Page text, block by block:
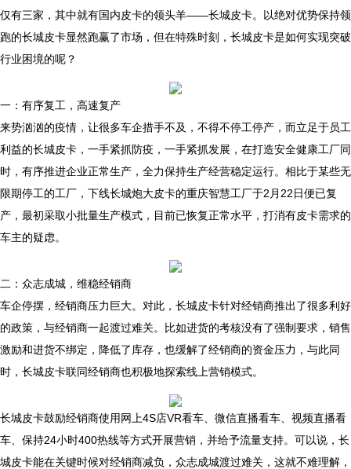
仅有三家，其中就有国内皮卡的领头羊——长城皮卡。以绝对优势保持领
跑的长城皮卡显然跑赢了市场，但在特殊时刻，长城皮卡是如何实现突破
行业困境的呢？
一：有序复工，高速复产
来势汹汹的疫情，让很多车企措手不及，不得不停工停产，而立足于员工
利益的长城皮卡，一手紧抓防疫，一手紧抓发展，在打造安全健康工厂同
时，有序推进企业正常生产，全力保持生产经营稳定运行。相比于某些无
限期停工的工厂，下线长城炮大皮卡的重庆智慧工厂于2月22日便已复
产，最初采取小批量生产模式，目前已恢复正常水平，打消有皮卡需求的
车主的疑虑。
二：众志成城，维稳经销商
车企停摆，经销商压力巨大。对此，长城皮卡针对经销商推出了很多利好
的政策，与经销商一起渡过难关。比如进货的考核没有了强制要求，销售
激励和进货不绑定，降低了库存，也缓解了经销商的资金压力，与此同
时，长城皮卡联同经销商也积极地探索线上营销模式。
长城皮卡鼓励经销商使用网上4S店VR看车、微信直播看车、视频直播看
车、保持24小时400热线等方式开展营销，并给予流量支持。可以说，长
城皮卡能在关键时候对经销商减负，众志成城渡过难关，这就不难理解，